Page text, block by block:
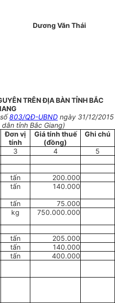
Dương Văn Thái
TRÊN ĐỊA BÀN TỈNH BẮC
803/QĐ-UBND ngày 31/12/2015
tỉnh Bắc Giang)
Đơn vị
tính
Giá tính thuế
(đồng)
Ghi chú
3 4
5
tấn
200.000
tấn 140.000
tấn
75.000
kg 750.000.000
tấn
205.000
tấn
140.000
tấn
400.000